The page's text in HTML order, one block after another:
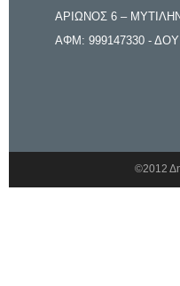
ΑΡΙΩΝΟΣ 6 –
ΑΦΜ: 999147330 -
©2012